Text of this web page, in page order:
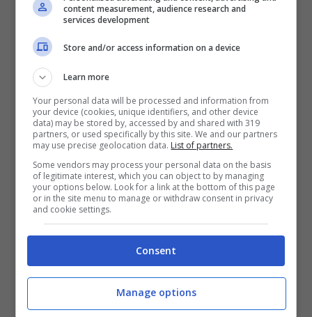
Guida della bici sulla spiaggia (LadradiBiciclette.it)
dotate dei più moderni sistemi come il
sensore di pressione sulla pedalata che
rendono l’esperienza simile al pedalare in
salita su un fuoristrada.
Un aspetto da non sottovalutare è la
manutenzione della biciclettaquando si
guida su sabbia fine ed asciutta. È
inevitabile che la sabbia finisca ovunque
nella bici, ma ci sono aree critiche come i
content measurement, audience research and
services development
Store and/or access information on a device
Learn more
Your personal data will be processed and information from
your device (cookies, unique identifiers, and other device
data) may be stored by, accessed by and shared with 319
partners, or used specifically by this site. We and our partners
may use precise geolocation data. List of partners.
Some vendors may process your personal data on the basis
of legitimate interest, which you can object to by managing
your options below. Look for a link at the bottom of this page
or in the site menu to manage or withdraw consent in privacy
and cookie settings.
Consent
Manage options